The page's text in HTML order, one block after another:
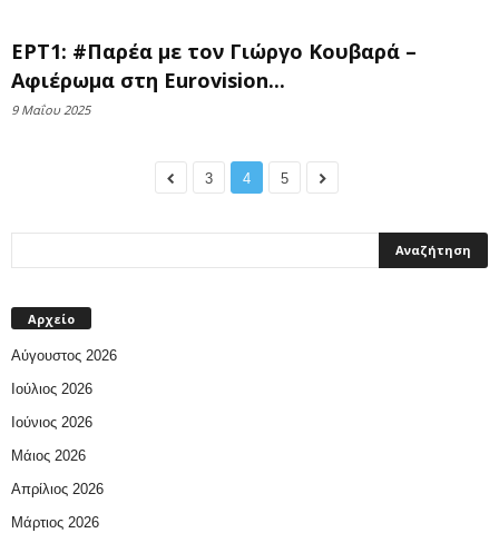
ΕΡΤ1: #Παρέα με τον Γιώργο Κουβαρά –
Αφιέρωμα στη Eurovision...
9 Μαΐου 2025
3 4 5
Αρχείο
Αύγουστος 2026
Ιούλιος 2026
Ιούνιος 2026
Μάιος 2026
Απρίλιος 2026
Μάρτιος 2026